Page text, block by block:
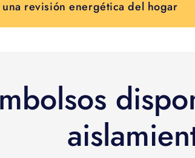
una revisión energética del hogar